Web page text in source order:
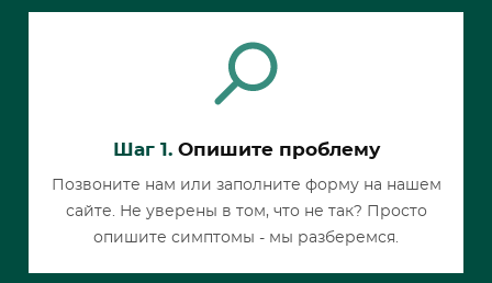
Шаг 1.Опишите проблему
Позвоните нам или заполните форму на нашем
сайте. Не уверены в том, что не так? Просто
опишите симптомы - мы разберемся.